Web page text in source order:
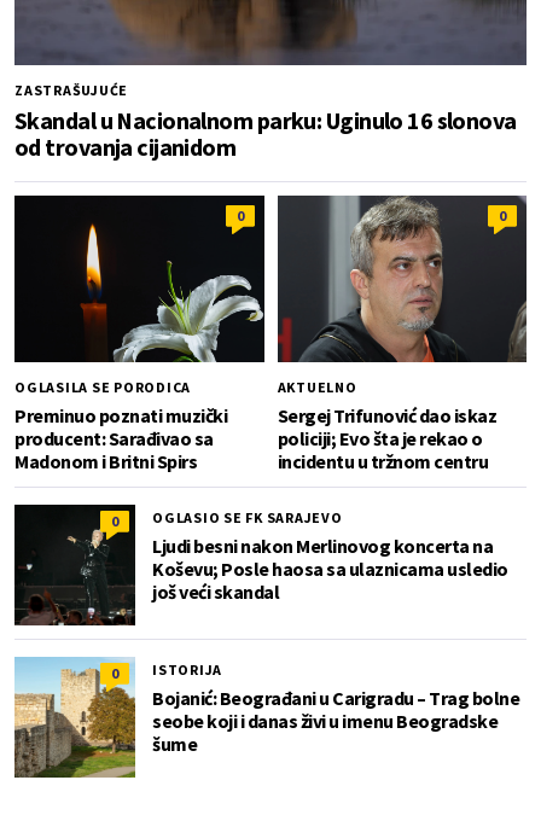
ZASTRAŠUJUĆE
Skandal u Nacionalnom parku: Uginulo 16 slonova
od trovanja cijanidom
0
OGLASILA SE PORODICA
Preminuo poznati muzički
producent: Sarađivao sa
Madonom i Britni Spirs
0
AKTUELNO
Sergej Trifunović dao iskaz
policiji; Evo šta je rekao o
incidentu u tržnom centru
0 OGLASIO SE FK SARAJEVO
Ljudi besni nakon Merlinovog koncerta na
Koševu; Posle haosa sa ulaznicama usledio
još veći skandal
0 ISTORIJA
Bojanić: Beograđani u Carigradu – Тrag bolne
seobe koji i danas živi u imenu Beogradske
šume